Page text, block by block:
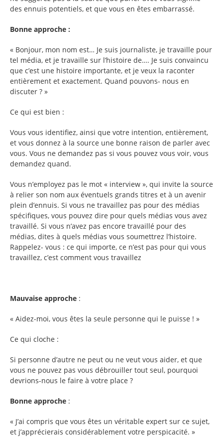
des ennuis potentiels, et que vous en êtes embarrassé.
Bonne approche :
« Bonjour, mon nom est… Je suis journaliste, je travaille pour
tel média, et je travaille sur l’histoire de…. Je suis convaincu
que c’est une histoire importante, et je veux la raconter
entièrement et exactement. Quand pouvons- nous en
discuter ? »
Ce qui est bien :
Vous vous identifiez, ainsi que votre intention, entièrement,
et vous donnez à la source une bonne raison de parler avec
vous. Vous ne demandez pas si vous pouvez vous voir, vous
demandez quand.
Vous n’employez pas le mot « interview », qui invite la source
à relier son nom aux éventuels grands titres et à un avenir
plein d’ennuis. Si vous ne travaillez pas pour des médias
spécifiques, vous pouvez dire pour quels médias vous avez
travaillé. Si vous n’avez pas encore travaillé pour des
médias, dites à quels médias vous soumettrez l’histoire.
Rappelez- vous : ce qui importe, ce n’est pas pour qui vous
travaillez, c’est comment vous travaillez
Mauvaise approche :
« Aidez-moi, vous êtes la seule personne qui le puisse ! »
Ce qui cloche :
Si personne d’autre ne peut ou ne veut vous aider, et que
vous ne pouvez pas vous débrouiller tout seul, pourquoi
devrions-nous le faire à votre place ?
Bonne approche :
« J’ai compris que vous êtes un véritable expert sur ce sujet,
et j’apprécierais considérablement votre perspicacité. »